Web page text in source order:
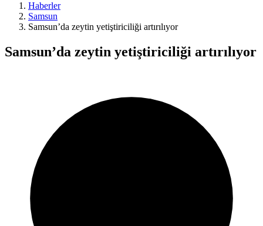
Haberler
Samsun
Samsun’da zeytin yetiştiriciliği artırılıyor
Samsun’da zeytin yetiştiriciliği artırılıyor